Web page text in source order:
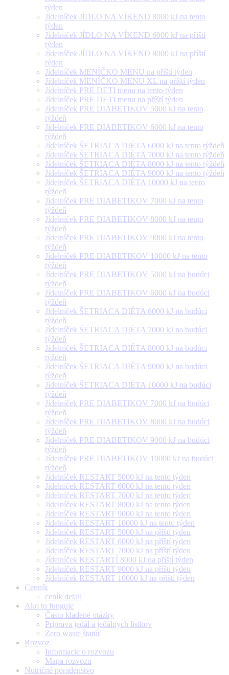
týden
Jídelníček JÍDLO NA VÍKEND 8000 kJ na tento
týden
Jídelníček JÍDLO NA VÍKEND 6000 kJ na příští
týden
Jídelníček JÍDLO NA VÍKEND 8000 kJ na příští
týden
Jídelníček MENÍČKO MENU na příští týden
Jídelníček MENÍČKO MENU XL na příští týden
Jídelníček PRE DETI menu na tento týden
Jídelníček PRE DETI menu na příští týden
Jídelníček PRE DIABETIKOV 5000 kJ na tento
týždeň
Jídelníček PRE DIABETIKOV 6000 kJ na tento
týždeň
Jídelníček ŠETRIACA DIÉTA 6000 kJ na tento týždeň
Jídelníček ŠETRIACA DIÉTA 7000 kJ na tento týždeň
Jídelníček ŠETRIACA DIÉTA 8000 kJ na tento týždeň
Jídelníček ŠETRIACA DIÉTA 9000 kJ na tento týždeň
Jídelníček ŠETRIACA DIÉTA 10000 kJ na tento
týždeň
Jídelníček PRE DIABETIKOV 7000 kJ na tento
týždeň
Jídelníček PRE DIABETIKOV 8000 kJ na tento
týždeň
Jídelníček PRE DIABETIKOV 9000 kJ na tento
týždeň
Jídelníček PRE DIABETIKOV 10000 kJ na tento
týždeň
Jídelníček PRE DIABETIKOV 5000 kJ na budúci
týždeň
Jídelníček PRE DIABETIKOV 6000 kJ na budúci
týždeň
Jídelníček ŠETRIACA DIÉTA 6000 kJ na budúci
týždeň
Jídelníček ŠETRIACA DIÉTA 7000 kJ na budúci
týždeň
Jídelníček ŠETRIACA DIÉTA 8000 kJ na budúci
týždeň
Jídelníček ŠETRIACA DIÉTA 9000 kJ na budúci
týždeň
Jídelníček ŠETRIACA DIÉTA 10000 kJ na budúci
týždeň
Jídelníček PRE DIABETIKOV 7000 kJ na budúci
týždeň
Jídelníček PRE DIABETIKOV 8000 kJ na budúci
týždeň
Jídelníček PRE DIABETIKOV 9000 kJ na budúci
týždeň
Jídelníček PRE DIABETIKOV 10000 kJ na budúci
týždeň
Jídelníček RESTART 5000 kJ na tento týden
Jídelníček RESTART 6000 kJ na tento týden
Jídelníček RESTART 7000 kJ na tento týden
Jídelníček RESTART 8000 kJ na tento týden
Jídelníček RESTART 9000 kJ na tento týden
Jídelníček RESTART 10000 kJ na tento týden
Jídelníček RESTART 5000 kJ na příští týden
Jídelníček RESTART 6000 kJ na příští týden
Jídelníček RESTART 7000 kJ na příští týden
Jídelníček RESTARTÍ 8000 kJ na příští týden
Jídelníček RESTART 9000 kJ na příští týden
Jídelníček RESTART 10000 kJ na příští týden
Cenník
ceník detail
Ako to funguje
Často kladené otázky
Príprava jedál a jedálnych lístkov
Zero waste štatút
Rozvoz
Informacie o rozvozu
Mapa rozvozu
Nutričné poradenstvo